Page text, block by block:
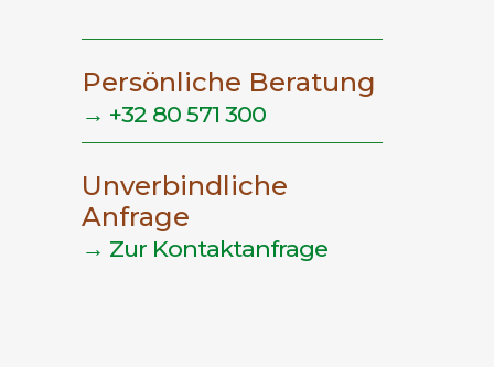
Persönliche Beratung
→ +32 80 571 300
Unverbindliche
Anfrage
→ Zur Kontaktanfrage